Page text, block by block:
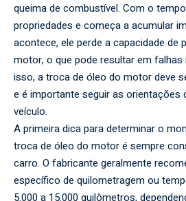
queima de combustível. Com o
propriedades e começa a acumular
acontece, ele perde a capacidade de
motor, o que pode resultar em
isso, a troca de óleo do motor deve
e é importante seguir as orientações
veículo.
A primeira dica para determinar o
troca de óleo do motor é sempre
carro. O fabricante geralmente
específico de quilometragem ou
5.000 a 15.000 quilômetros,